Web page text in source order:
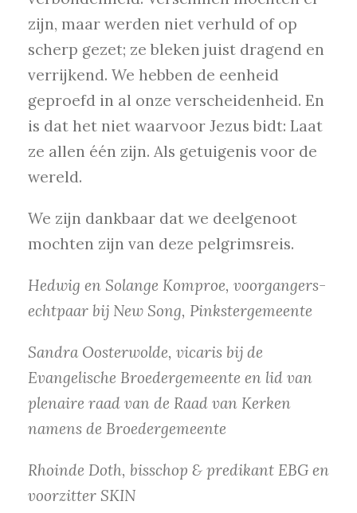
zijn, maar werden niet verhuld of op
scherp gezet; ze bleken juist dragend en
verrijkend. We hebben de eenheid
geproefd in al onze verscheidenheid. En
is dat het niet waarvoor Jezus bidt: Laat
ze allen één zijn. Als getuigenis voor de
wereld.
We zijn dankbaar dat we deelgenoot
mochten zijn van deze pelgrimsreis.
Hedwig en Solange Komproe, voorgangers-
echtpaar bij New Song, Pinkstergemeente
Sandra Oosterwolde, vicaris bij de
Evangelische Broedergemeente en lid van
plenaire raad van de Raad van Kerken
namens de Broedergemeente
Rhoinde Doth, bisschop & predikant EBG en
voorzitter SKIN